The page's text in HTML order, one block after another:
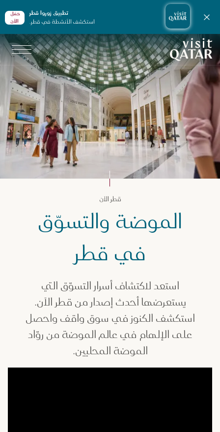
تطبيق زوروا قطر
استكشف الأنشطة في قطر.
حمّل
الأن
إغلاق الإشعارات
الصفحة الرئيسية لموقع VisitQatar
قطر الآن
الموضة والتسوّق
في قطر
استعد لاكتشاف أسرار التسوّق التي
يستعرضها أحدث إصدار من قطر الآن.
استكشف الكنوز في سوق واقف واحصل
على الإلهام في عالم الموضة من روّاد
الموضة المحليين.